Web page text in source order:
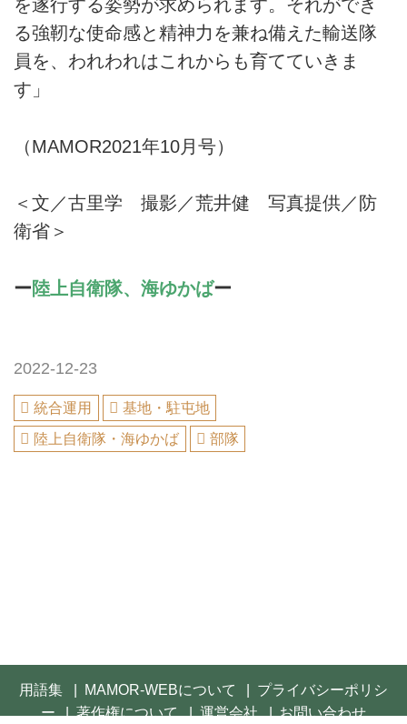
を遂行する姿勢が求められます。それができ
る強靭な使命感と精神力を兼ね備えた輸送隊
員を、われわれはこれからも育てていきま
す」
（MAMOR2021年10月号）
＜文／古里学 撮影／荒井健 写真提供／防
衛省＞
ー陸上自衛隊、海ゆかばー
2022-12-23
統合運用
基地・駐屯地
陸上自衛隊・海ゆかば
部隊
用語集 MAMOR-WEBについて
プライバシーポリシ
ー
著作権について 運営会社 お問い合わせ